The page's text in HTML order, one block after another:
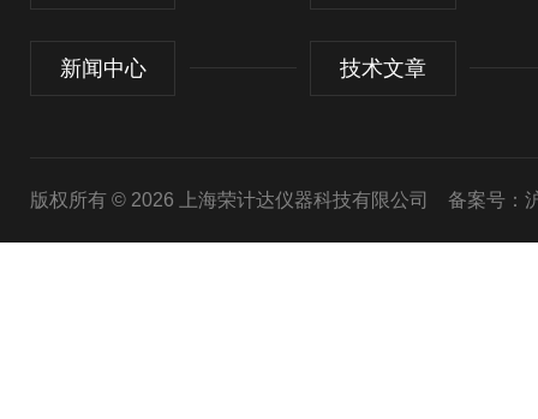
新闻中心 技术文章
版权所有 © 2026 上海荣计达仪器科技有限公司 备案号：